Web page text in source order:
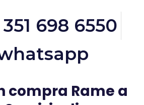
351 698 6550
compra Rame a